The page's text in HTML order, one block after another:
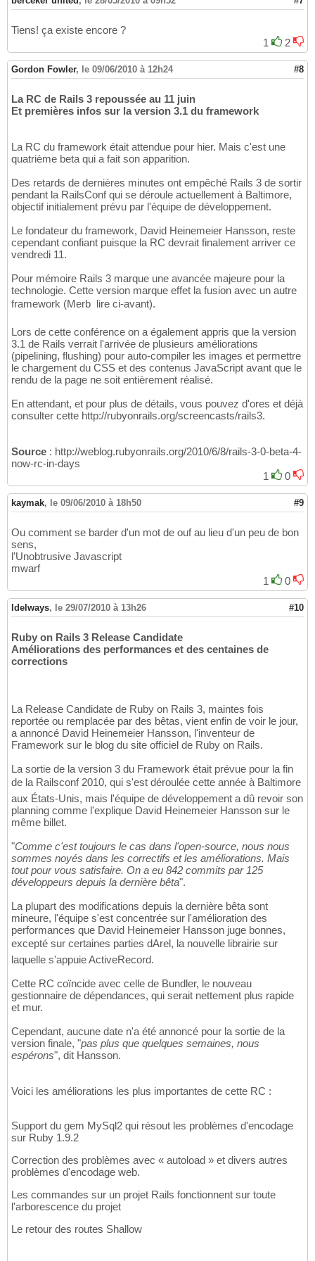
Tiens! ça existe encore ?
1
2
Gordon Fowler, le 09/06/2010 à 12h24 #8
La RC de Rails 3 repoussée au 11 juin
Et premières infos sur la version 3.1 du framework
La RC du framework était attendue pour hier. Mais c'est une
quatrième beta qui a fait son apparition.
Des retards de dernières minutes ont empêché Rails 3 de sortir
pendant la RailsConf qui se déroule actuellement à Baltimore,
objectif initialement prévu par l'équipe de développement.
Le fondateur du framework, David Heinemeier Hansson, reste
cependant confiant puisque la RC devrait finalement arriver ce
vendredi 11.
Pour mémoire Rails 3 marque une avancée majeure pour la
technologie. Cette version marque effet la fusion avec un autre
framework (Merb  lire ci-avant).
Lors de cette conférence on a également appris que la version
3.1 de Rails verrait l'arrivée de plusieurs améliorations
(pipelining, flushing) pour auto-compiler les images et permettre
le chargement du CSS et des contenus JavaScript avant que le
rendu de la page ne soit entièrement réalisé.
En attendant, et pour plus de détails, vous pouvez d'ores et déjà
consulter cette http://rubyonrails.org/screencasts/rails3.
Source : http://weblog.rubyonrails.org/2010/6/8/rails-3-0-beta-4-
now-rc-in-days
1
0
kaymak, le 09/06/2010 à 18h50 #9
Ou comment se barder d'un mot de ouf au lieu d'un peu de bon
sens,
l'Unobtrusive Javascript
mwarf
1
0
Idelways, le 29/07/2010 à 13h26 #10
Ruby on Rails 3 Release Candidate
Améliorations des performances et des centaines de
corrections
La Release Candidate de Ruby on Rails 3, maintes fois
reportée ou remplacée par des bêtas, vient enfin de voir le jour,
a annoncé David Heinemeier Hansson, l'inventeur de
Framework sur le blog du site officiel de Ruby on Rails.
La sortie de la version 3 du Framework était prévue pour la fin
de la Railsconf 2010, qui s'est déroulée cette année à Baltimore
aux États-Unis, mais l'équipe de développement a dû revoir son
planning comme l'explique David Heinemeier Hansson sur le
même billet.
"Comme c'est toujours le cas dans l'open-source, nous nous
sommes noyés dans les correctifs et les améliorations. Mais
tout pour vous satisfaire. On a eu 842 commits par 125
développeurs depuis la dernière bêta".
La plupart des modifications depuis la dernière bêta sont
mineure, l'équipe s'est concentrée sur l'amélioration des
performances que David Heinemeier Hansson juge bonnes,
excepté sur certaines parties dArel, la nouvelle librairie sur
laquelle s'appuie ActiveRecord.
Cette RC coïncide avec celle de Bundler, le nouveau
gestionnaire de dépendances, qui serait nettement plus rapide
et mur.
Cependant, aucune date n'a été annoncé pour la sortie de la
version finale, "pas plus que quelques semaines, nous
espérons", dit Hansson.
Voici les améliorations les plus importantes de cette RC :
Support du gem MySql2 qui résout les problèmes d'encodage
sur Ruby 1.9.2
Correction des problèmes avec « autoload » et divers autres
problèmes d'encodage web.
Les commandes sur un projet Rails fonctionnent sur toute
l'arborescence du projet
Le retour des routes Shallow